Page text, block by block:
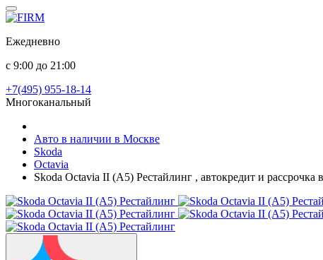
Ежедневно
с 9:00 до 21:00
+7(495) 955-18-14
Многоканальный
Авто в наличии в Москве
Skoda
Octavia
Skoda Octavia II (A5) Рестайлинг , автокредит и рассрочка